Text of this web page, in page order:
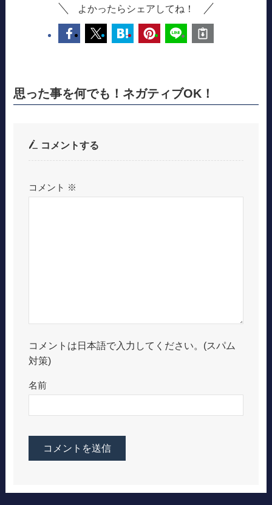
よかったらシェアしてね！
思った事を何でも！ネガティブOK！
コメントする
コメント ※
コメントは日本語で入力してください。(スパム
対策)
名前